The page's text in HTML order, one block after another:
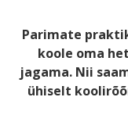
Parimate
koole oma
jagama. Nii
ühiselt